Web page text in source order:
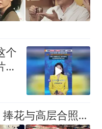
个
场
魏骏杰39岁前妻庆生，捧花与高层合照站中间，离婚后年薪近五百万